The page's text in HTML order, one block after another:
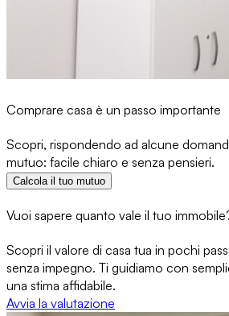
Comprare casa è un passo importante
Scopri, rispondendo ad alcune
mutuo: facile chiaro e senza pensieri.
Calcola il tuo mutuo
Vuoi sapere quanto vale il tuo
Scopri il valore di casa tua in pochi
senza impegno. Ti guidiamo con
una stima affidabile.
Avvia la valutazione